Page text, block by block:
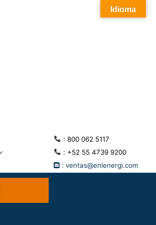
:800 062 5117
: +52 55 4739 9200
: ventas@enlenergi.com
Idioma